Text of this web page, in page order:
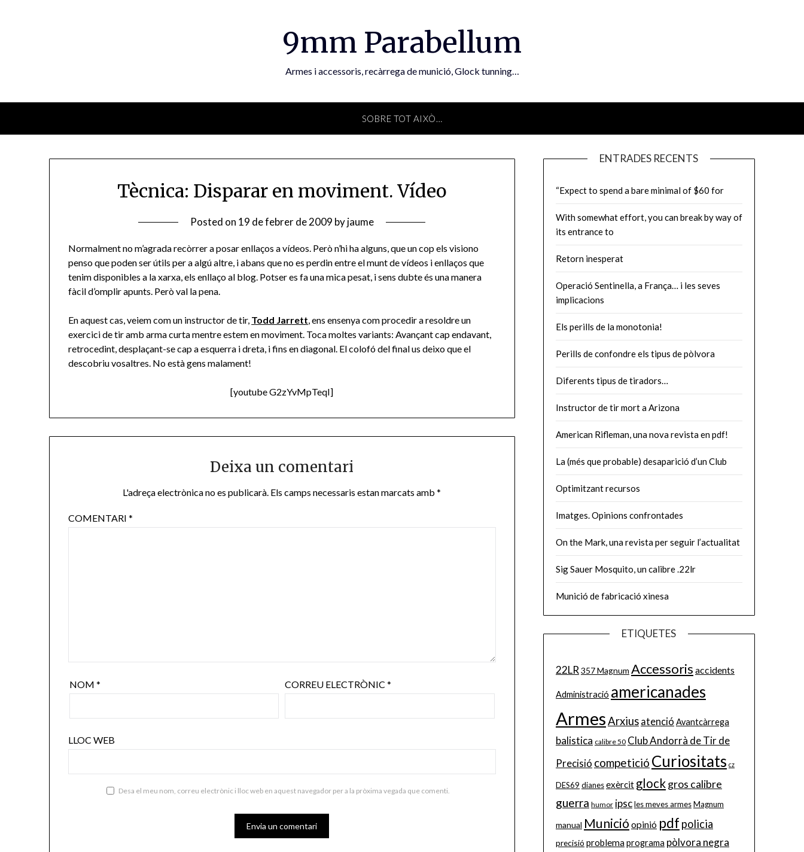
9mm Parabellum
Armes i accessoris, recàrrega de munició, Glock tunning…
SOBRE TOT AIXÒ…
Tècnica: Disparar en moviment. Vídeo
Posted on 19 de febrer de 2009 byjaume
Normalment no m’agrada recòrrer a posar enllaços a vídeos. Però n’hi ha alguns, que un cop els visiono
penso que poden ser útils per a algú altre, i abans que no es perdin entre el munt de vídeos i enllaços que
tenim disponibles a la xarxa, els enllaço al blog. Potser es fa una mica pesat, i sens dubte és una manera
fàcil d’omplir apunts. Però val la pena.
En aquest cas, veiem com un instructor de tir, Todd Jarrett, ens ensenya com procedir a resoldre un
exercici de tir amb arma curta mentre estem en moviment. Toca moltes variants: Avançant cap endavant,
retrocedint, desplaçant-se cap a esquerra i dreta, i fins en diagonal. El colofó del final us deixo que el
descobriu vosaltres. No està gens malament!
[youtube G2zYvMpTeqI]
Deixa un comentari
L'adreça electrònica no es publicarà. Els camps necessaris estan marcats amb*
COMENTARI*
NOM* CORREU ELECTRÒNIC*
LLOC WEB
Desa el meu nom, correu electrònic i lloc web en aquest navegador per a la pròxima vegada que comenti.
ENTRADES RECENTS
“Expect to spend a bare minimal of $60 for
With somewhat effort, you can break by way of
its entrance to
Retorn inesperat
Operació Sentinella, a França… i les seves
implicacions
Els perills de la monotonia!
Perills de confondre els tipus de pòlvora
Diferents tipus de tiradors…
Instructor de tir mort a Arizona
American Rifleman, una nova revista en pdf!
La (més que probable) desaparició d’un Club
Optimitzant recursos
Imatges. Opinions confrontades
On the Mark, una revista per seguir l’actualitat
Sig Sauer Mosquito, un calibre .22lr
Munició de fabricació xinesa
ETIQUETES
22LR 357 Magnum Accessoris accidents
Administració americanades
ArmesArxius atenció Avantcàrrega
balistica calibre 50 Club Andorrà de Tir de
Precisió competició Curiositats cz
DES69 dianesexèrcit glockgros calibre
guerra humor ipscles meves armesMagnum
manual Munició opinió pdf policia
precisió problemaprograma pòlvora negra